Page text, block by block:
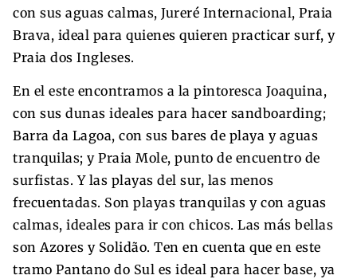
con sus aguas calmas, Jureré Internacional, Praia
Brava, ideal para quienes quieren practicar surf, y
Praia dos Ingleses.
En el este encontramos a la pintoresca Joaquina,
con sus dunas ideales para hacer sandboarding;
Barra da Lagoa, con sus bares de playa y aguas
tranquilas; y Praia Mole, punto de encuentro de
surfistas. Y las playas del sur, las menos
frecuentadas. Son playas tranquilas y con aguas
calmas, ideales para ir con chicos. Las más bellas
son Azores y Solidão. Ten en cuenta que en este
tramo Pantano do Sul es ideal para hacer base, ya